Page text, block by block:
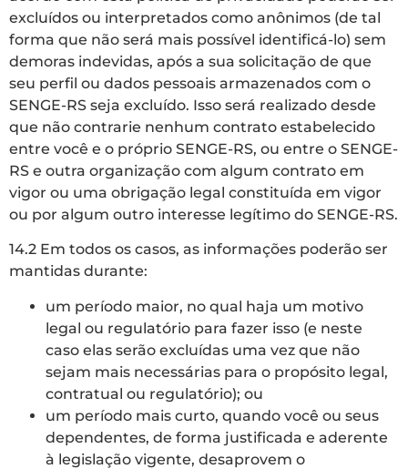
excluídos ou interpretados como anônimos (de tal
forma que não será mais possível identificá-lo) sem
demoras indevidas, após a sua solicitação de que
seu perfil ou dados pessoais armazenados com o
SENGE-RS seja excluído. Isso será realizado desde
que não contrarie nenhum contrato estabelecido
entre você e o próprio SENGE-RS, ou entre o SENGE-
RS e outra organização com algum contrato em
vigor ou uma obrigação legal constituída em vigor
ou por algum outro interesse legítimo do SENGE-RS.
14.2 Em todos os casos, as informações poderão ser
mantidas durante:
um período maior, no qual haja um motivo
legal ou regulatório para fazer isso (e neste
caso elas serão excluídas uma vez que não
sejam mais necessárias para o propósito legal,
contratual ou regulatório); ou
um período mais curto, quando você ou seus
dependentes, de forma justificada e aderente
à legislação vigente, desaprovem o